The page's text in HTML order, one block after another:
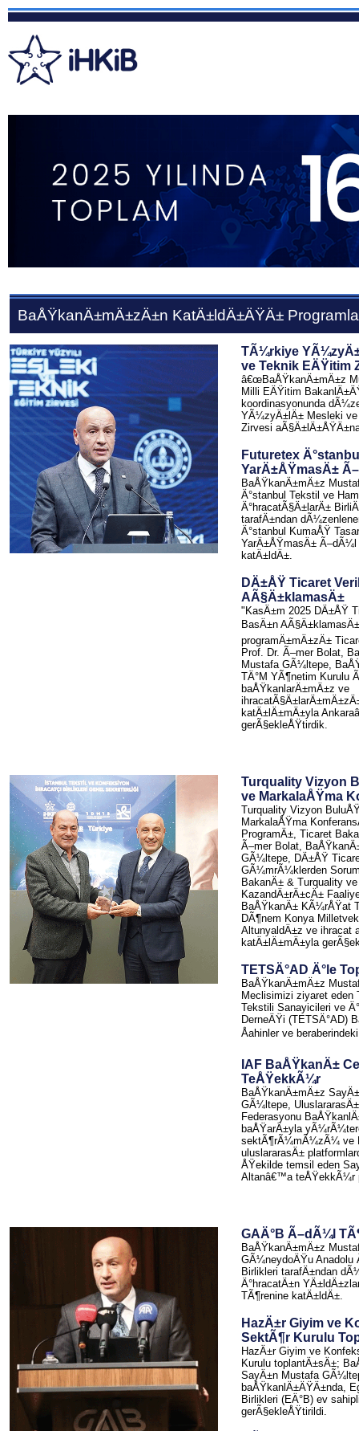
BaÅŸkanÄ±mÄ±zÄ±n KatÄ±ldÄ±ÄŸÄ±
TÃ¼rkiye
ve Teknik EÄŸitim
â€œBaÅŸkanÄ±mÄ±z
Milli EÄŸitim
koordinasyonunda
YÃ¼zyÄ±lÄ± Mesleki
Zirvesi
Futuretex
YarÄ±ÅŸmasÄ±
BaÅŸkanÄ±mÄ±z
Ä°stanbul Tekstil ve
Ä°hracatÃ§Ä±larÄ±
tarafÄ±ndan
Ä°stanbul KumaÅŸ
YarÄ±ÅŸmasÄ± Ã–dÃ¼l
katÄ±ldÄ±.
DÄ±ÅŸ Ticaret
AÃ§Ä±klamasÄ±
"KasÄ±m 2025 DÄ±ÅŸ
BasÄ±n
programÄ±mÄ±zÄ±
Prof. Dr. Ã–mer Bolat,
Mustafa GÃ¼ltepe,
TÄ°M YÃ¶netim Kurulu
baÅŸkanlarÄ±mÄ±z ve
katÄ±lÄ±mÄ±yla
gerÃ§ekleÅŸtirdik.
Turquality Vizyon
ve MarkalaÅŸma
Turquality Vizyon
MarkalaÅŸma
ProgramÄ±, Ticaret
Ã–mer Bolat,
GÃ¼ltepe, DÄ±ÅŸ
GÃ¼mrÃ¼klerden
BakanÄ± & Turquality
KazandÄ±rÄ±cÄ±
BaÅŸkanÄ± KÃ¼rÅŸat
DÃ¶nem Konya
AltunyaldÄ±z ve ihracat
katÄ±lÄ±mÄ±yla
TETSÄ°AD Ä°le
BaÅŸkanÄ±mÄ±z
Meclisimizi ziyaret
Tekstili Sanayicileri ve
DerneÄŸi (TETSÄ°AD)
Åahinler ve
IAF BaÅŸkanÄ±
TeÅŸekkÃ¼r
BaÅŸkanÄ±mÄ±z
GÃ¼ltepe,
Federasyonu
baÅŸarÄ±yla
sektÃ¶rÃ¼mÃ¼zÃ¼ ve
uluslararasÄ±
ÅŸekilde temsil eden
Altanâ€™a teÅŸekkÃ¼r
GAÄ°B Ã–dÃ¼l
BaÅŸkanÄ±mÄ±z
GÃ¼neydoÄŸu Anadolu
Birlikleri tarafÄ±ndan
Ä°hracatÄ±n
TÃ¶renine katÄ±ldÄ±.
HazÄ±r Giyim ve
SektÃ¶r Kurulu
HazÄ±r Giyim ve
Kurulu toplantÄ±sÄ±;
SayÄ±n Mustafa
baÅŸkanlÄ±ÄŸÄ±nda,
Birlikleri (EÄ°B) ev
gerÃ§ekleÅŸtirildi.